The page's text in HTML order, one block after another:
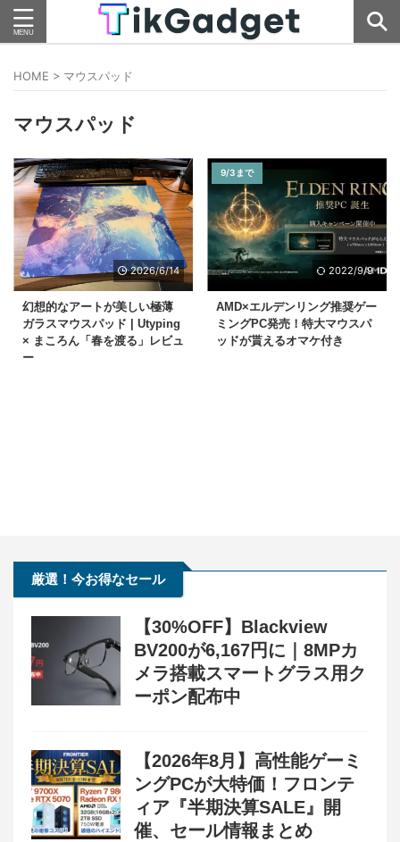
HOME > マウスパッド
マウスパッド
2026/6/14
幻想的なアートが美しい極薄
ガラスマウスパッド | Utyping
× まころん「春を渡る」レビュ
ー
9/3まで
2022/9/9
AMD×エルデンリング推奨ゲー
ミングPC発売！特大マウスパ
ッドが貰えるオマケ付き
厳選！今お得なセール
【30%OFF】Blackview
BV200が6,167円に｜8MPカ
メラ搭載スマートグラス用ク
ーポン配布中
【2026年8月】高性能ゲーミ
ングPCが大特価！フロンテ
ィア『半期決算SALE』開
催、セール情報まとめ